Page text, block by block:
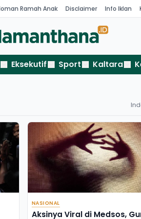
Ramah Anak Disclaimer Info Iklan
Eksekutif Sport Kaltara
NASIONAL
Aksinya Viral di Medsos,